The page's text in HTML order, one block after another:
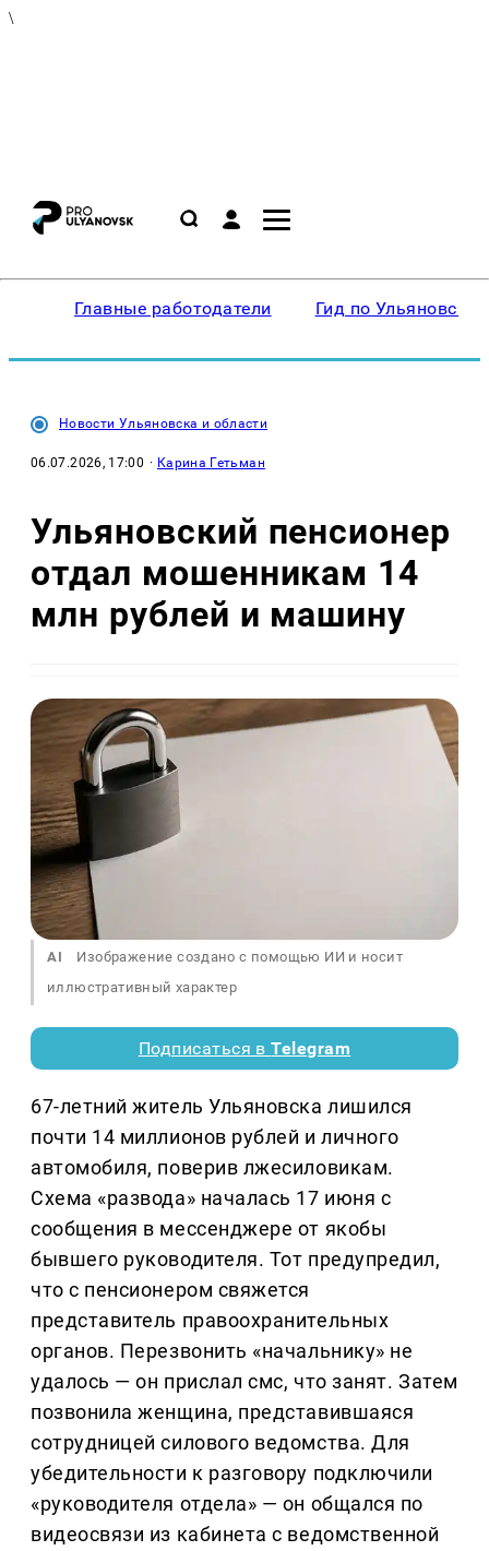
\
Главные работодатели Гид по Ульяновску
Новости Ульяновска и области
06.07.2026, 17:00 · Карина Гетьман
Ульяновский пенсионер
отдал мошенникам 14
млн рублей и машину
AI
Изображение создано с помощью ИИ и носит
иллюстративный характер
Подписаться вTelegram
67-летний житель Ульяновска лишился
почти 14 миллионов рублей и личного
автомобиля, поверив лжесиловикам.
Схема «развода» началась 17 июня с
сообщения в мессенджере от якобы
бывшего руководителя. Тот предупредил,
что с пенсионером свяжется
представитель правоохранительных
органов. Перезвонить «начальнику» не
удалось — он прислал смс, что занят. Затем
позвонила женщина, представившаяся
сотрудницей силового ведомства. Для
убедительности к разговору подключили
«руководителя отдела» — он общался по
видеосвязи из кабинета с ведомственной